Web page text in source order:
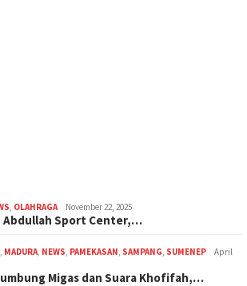
OLAHRAGA November 22, 2025
Abdullah Sport Center,…
MADURA NEWS PAMEKASAN SAMPANG SUMENEP
April
Migas dan Suara Khofifah,…